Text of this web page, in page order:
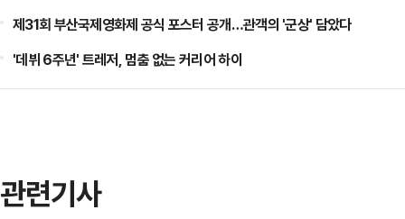
제31회 부산국제영화제 공식 포스터 공개…관객의 '군상' 담았다
'데뷔 6주년' 트레저, 멈춤 없는 커리어 하이
관련기사